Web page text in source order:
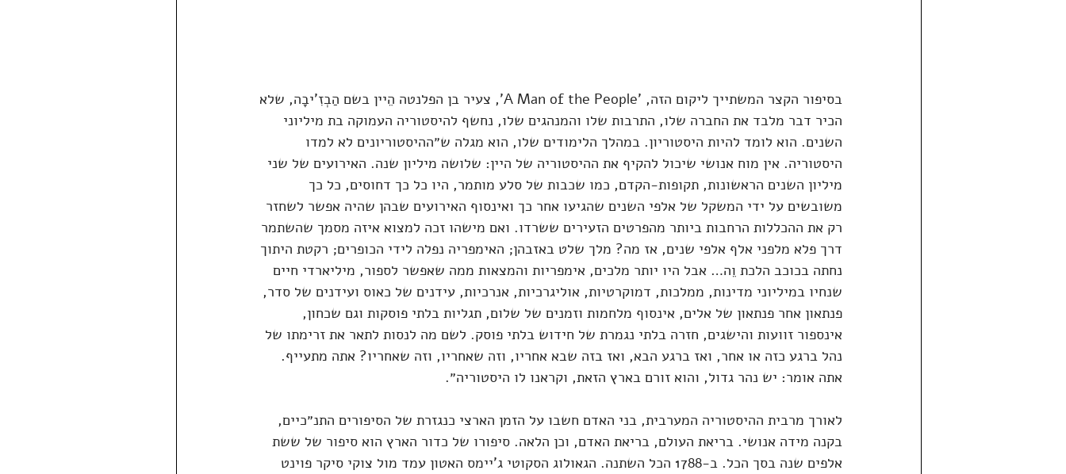
בסיפור הקצר המשתייך ליקום הזה, 'A Man of the People', צעיר בן הפלנטה הֵיין בשם הַבְזִ'יבָה, שלא
הכיר דבר מלבד את החברה שלו, התרבות שלו והמנהגים שלו, נחשף להיסטוריה העמוקה בת מיליוני
השנים. הוא לומד להיות היסטוריון. במהלך הלימודים שלו, הוא מגלה ש״ההיסטוריונים לא למדו
היסטוריה. אין מוח אנושי שיכול להקיף את ההיסטוריה של היין: שלושה מיליון שנה. האירועים של שני
מיליון השנים הראשונות, תקופות-הקדם, כמו שכבות של סלע מותמר, היו כל כך דחוסים, כל כך
משובשים על ידי המשקל של אלפי השנים שהגיעו אחר כך ואינסוף האירועים שבהן שהיה אפשר לשחזר
רק את ההכללות הרחבות ביותר מהפרטים הזעירים ששרדו. ואם מישהו זכה למצוא איזה מסמך שהשתמר
דרך פלא מלפני אלף אלפי שנים, אז מה? מלך שלט באזבהן; האימפריה נפלה לידי הכופרים; רקטת היתוך
נחתה בכוכב הלכת וֵה… אבל היו יותר מלכים, אימפריות והמצאות ממה שאפשר לספור, מיליארדי חיים
שנחיו במיליוני מדינות, ממלכות, דמוקרטיות, אוליגרכיות, אנרכיות, עידנים של כאוס ועידנים של סדר,
פנתאון אחר פנתאון של אלים, אינסוף מלחמות וזמנים של שלום, תגליות בלתי פוסקות וגם שכחון,
אינספור זוועות והישגים, חזרה בלתי נגמרת של חידוש בלתי פוסק. לשם מה לנסות לתאר את זרימתו של
נהל ברגע כזה או אחר, ואז ברגע הבא, ואז בזה שבא אחריו, וזה שאחריו, וזה שאחריו? אתה מתעייף.
אתה אומר: יש נהר גדול, והוא זורם בארץ הזאת, וקראנו לו היסטוריה״.
לאורך מרבית ההיסטוריה המערבית, בני האדם חשבו על הזמן הארצי כנגזרת של הסיפורים התנ״כיים,
בקנה מידה אנושי. בריאת העולם, בריאת האדם, וכן הלאה. סיפורו של כדור הארץ הוא סיפור של ששת
אלפים שנה בסך הכל. ב-1788 הכל השתנה. הגאולוג הסקוטי ג'יימס האטון עמד מול צוקי סיקר פוינט